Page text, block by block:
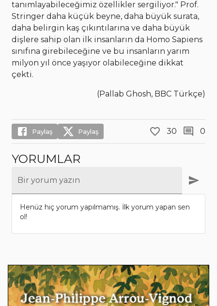
tanımlayabileceğimiz özellikler sergiliyor." Prof.
Stringer daha küçük beyne, daha büyük surata,
daha belirgin kaş çıkıntılarına ve daha büyük
dişlere sahip olan ilk insanların da Homo Sapiens
sınıfına girebileceğine ve bu insanların yarım
milyon yıl önce yaşıyor olabileceğine dikkat
çekti.
(Pallab Ghosh, BBC Türkçe)
Paylaş Paylaş 30 0
YORUMLAR
Bir yorum yazın
Henüz hiç yorum yapılmamış. İlk yorum yapan sen
ol!